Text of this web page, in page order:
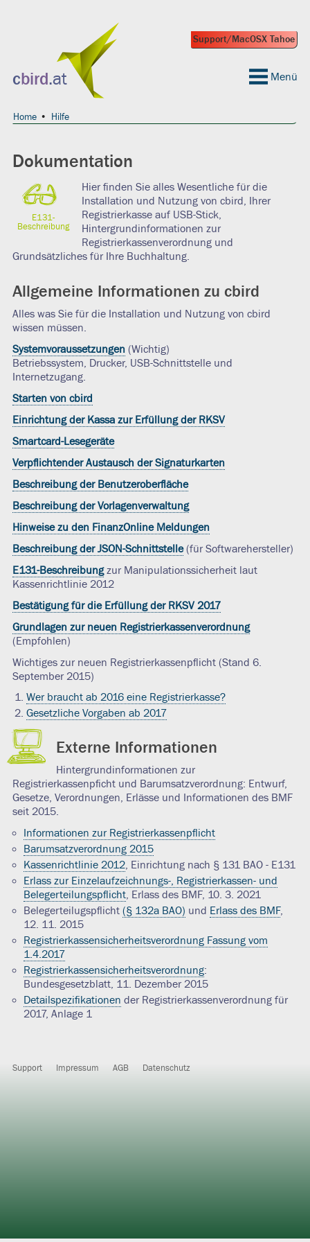
Support/MacOSX Tahoe
cbird.at Menü
Home Hilfe
Dokumentation
G
E131-
Beschreibung
Hier finden Sie alles Wesentliche für die
Installation und Nutzung von cbird, Ihrer
Registrierkasse auf USB-Stick,
Hintergrundinformationen zur
Registrierkassenverordnung und
Grundsätzliches für Ihre Buchhaltung.
Allgemeine Informationen zu cbird
Alles was Sie für die Installation und Nutzung von cbird
wissen müssen.
Systemvoraussetzungen(Wichtig)
Betriebssystem, Drucker, USB-Schnittstelle und
Internetzugang.
Starten von cbird
Einrichtung der Kassa zur Erfüllung der RKSV
Smartcard-Lesegeräte
Verpflichtender Austausch der Signaturkarten
Beschreibung der Benutzeroberfläche
Beschreibung der Vorlagenverwaltung
Hinweise zu den FinanzOnline Meldungen
Beschreibung der JSON-Schnittstelle(für Softwarehersteller)
E131-Beschreibungzur Manipulationssicherheit laut
Kassenrichtlinie 2012
Bestätigung für die Erfüllung der RKSV 2017
Grundlagen zur neuen Registrierkassenverordnung
(Empfohlen)
Wichtiges zur neuen Registrierkassenpflicht (Stand 6.
September 2015)
Wer braucht ab 2016 eine Registrierkasse?
Gesetzliche Vorgaben ab 2017
D Externe Informationen
Hintergrundinformationen zur
Registrierkassenpficht und Barumsatzverordnung: Entwurf,
Gesetze, Verordnungen, Erlässe und Informationen des BMF
seit 2015.
Informationen zur Registrierkassenpflicht
Barumsatzverordnung 2015
Kassenrichtlinie 2012, Einrichtung nach § 131 BAO - E131
Erlass zur Einzelaufzeichnungs-, Registrierkassen- und
Belegerteilungspflicht, Erlass des BMF, 10. 3. 2021
Belegerteilugspflicht (§ 132a BAO) und Erlass des BMF,
12. 11. 2015
Registrierkassensicherheitsverordnung Fassung vom
1.4.2017
Registrierkassensicherheitsverordnung:
Bundesgesetzblatt, 11. Dezember 2015
Detailspezifikationen der Registrierkassenverordnung für
2017, Anlage 1
Support Impressum AGB Datenschutz